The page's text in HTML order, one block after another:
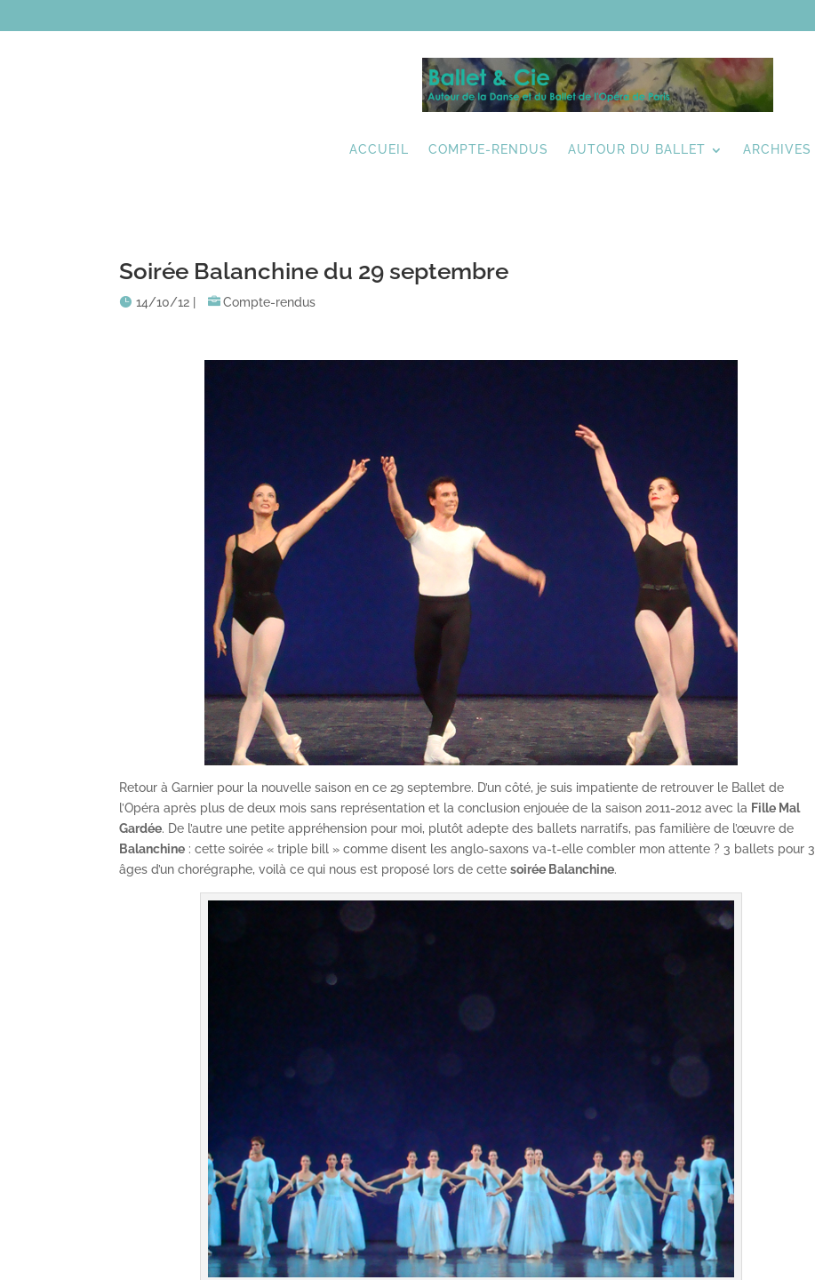
ACCUEIL COMPTE-RENDUS AUTOUR DU BALLET ARCHIVES
Soirée Balanchine du 29 septembre
14/10/12 Compte-rendus
Retour à Garnier pour la nouvelle saison en ce 29 septembre. D’un côté, je suis impatiente de retrouver le Ballet de
l’Opéra après plus de deux mois sans représentation et la conclusion enjouée de la saison 2011-2012 avec la Fille Mal
Gardée. De l’autre une petite appréhension pour moi, plutôt adepte des ballets narratifs, pas familière de l’œuvre de
Balanchine : cette soirée « triple bill » comme disent les anglo-saxons va-t-elle combler mon attente ? 3 ballets pour 3
âges d’un chorégraphe, voilà ce qui nous est proposé lors de cettesoirée Balanchine.